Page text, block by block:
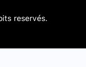
reservés.